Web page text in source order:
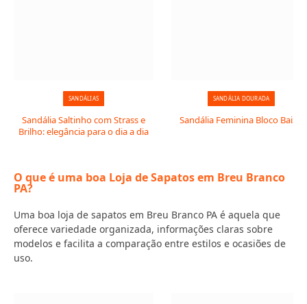
SANDÁLIAS
Sandália Saltinho com Strass e
Brilho: elegância para o dia a dia
SANDÁLIA DOURADA
Sandália Feminina Bloco Baixo
O que é uma boa Loja de Sapatos em Breu Branco
PA?
Uma boa loja de sapatos em Breu Branco PA é aquela que
oferece variedade organizada, informações claras sobre
modelos e facilita a comparação entre estilos e ocasiões de
uso.